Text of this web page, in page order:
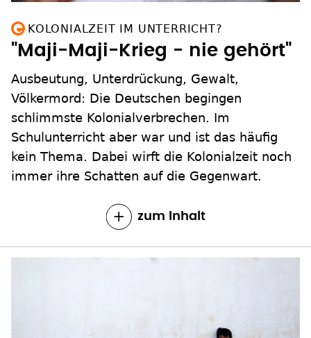
KOLONIALZEIT IM UNTERRICHT?
"Maji-Maji-Krieg - nie gehört"
Ausbeutung, Unterdrückung, Gewalt,
Völkermord: Die Deutschen begingen
schlimmste Kolonialverbrechen. Im
Schulunterricht aber war und ist das häufig
kein Thema. Dabei wirft die Kolonialzeit noch
immer ihre Schatten auf die Gegenwart.
zum Inhalt